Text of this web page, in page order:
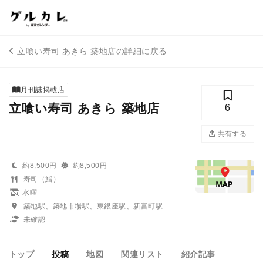
立喰い寿司 あきら 築地店の詳細に戻る
月刊誌掲載店
立喰い寿司 あきら 築地店 6
共有する
約8,500円
約8,500円
寿司（鮨）
水曜
築地駅、築地市場駅、東銀座駅、新富町駅
未確認
トップ 投稿 地図 関連リスト 紹介記事